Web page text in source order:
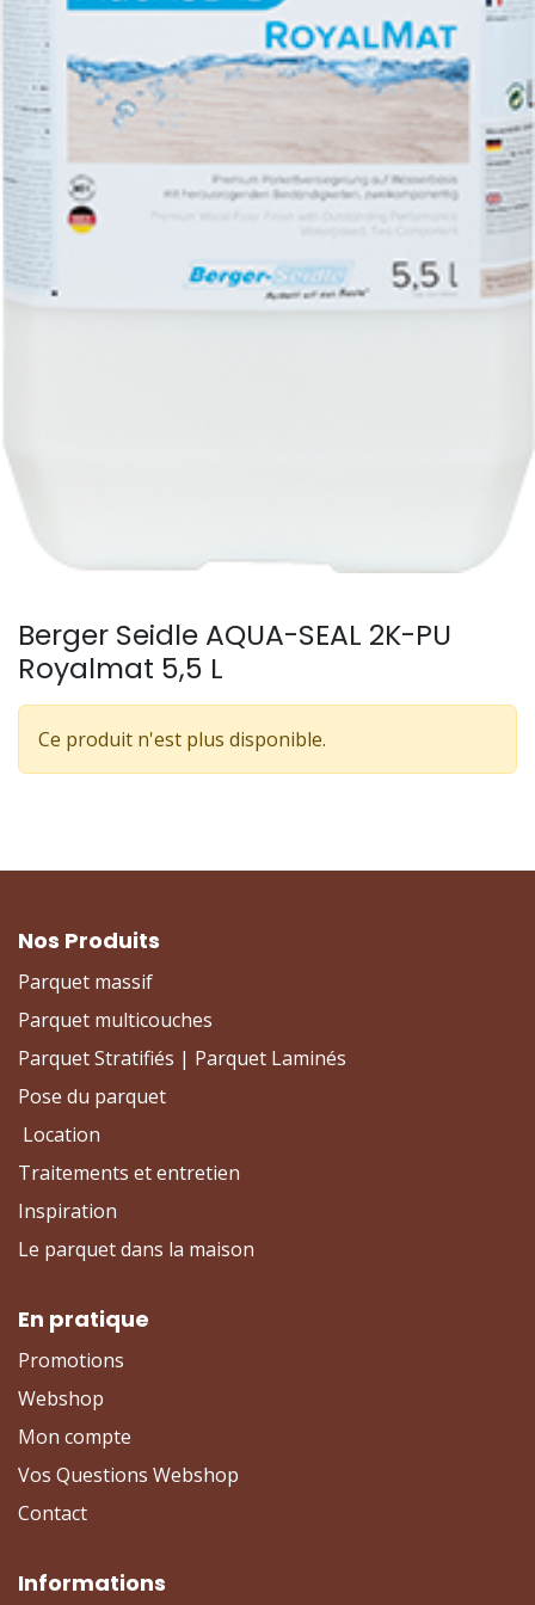
Berger Seidle AQUA-SEAL 2K-PU
Royalmat 5,5 L
Ce produit n'est plus disponible.
Nos Produits
Parquet massif
Parquet multicouches
Parquet Stratifiés | Parquet Laminés
Pose du parquet
Location
Traitements et entretien
Inspiration
Le parquet dans la maison
En pratique
Promotions
Webshop
Mon compte
Vos Questions Webshop
Contact
Informations